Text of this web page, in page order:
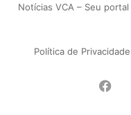
Notícias VCA – Seu
Política de Privacidade